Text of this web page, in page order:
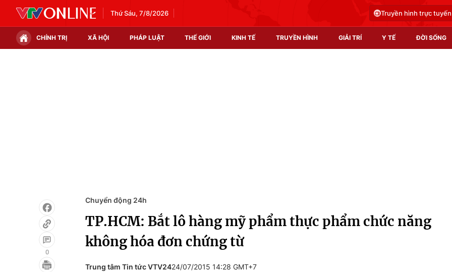
Thứ Sáu, 7/8/2026 Truyền hình trực tuyến
CHÍNH TRỊ XÃ HỘI PHÁP LUẬT THẾ GIỚI KINH TẾ TRUYỀN HÌNH GIẢI TRÍ Y TẾ ĐỜI SỐNG
Infographic
0
Chuyển động 24h
TP.HCM: Bắt lô hàng mỹ phẩm thực phẩm chức năng
không hóa đơn chứng từ
Trung tâm Tin tức VTV2424/07/2015 14:28 GMT+7